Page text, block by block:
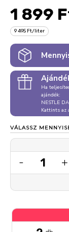
1 899
9 495 Ft/liter
Ha
ajándék:
NESTLE
Kattints az
VÁLASSZ
- 1 +